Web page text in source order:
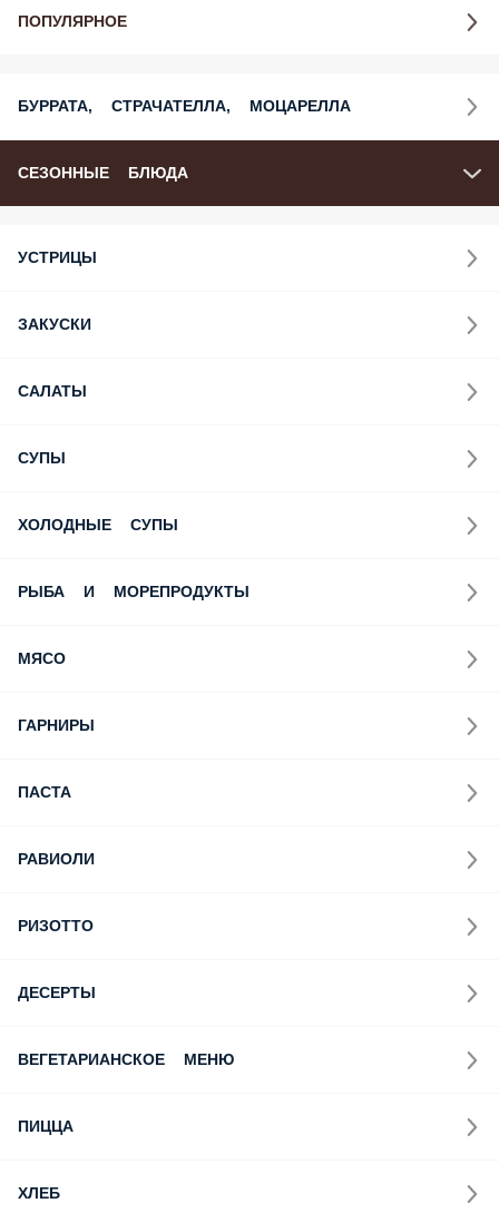
ПОПУЛЯРНОЕ
БУРРАТА, СТРАЧАТЕЛЛА, МОЦАРЕЛЛА
СЕЗОННЫЕ БЛЮДА
УСТРИЦЫ
ЗАКУСКИ
САЛАТЫ
СУПЫ
ХОЛОДНЫЕ СУПЫ
РЫБА И МОРЕПРОДУКТЫ
МЯСО
ГАРНИРЫ
ПАСТА
РАВИОЛИ
РИЗОТТО
ДЕСЕРТЫ
ВЕГЕТАРИАНСКОЕ МЕНЮ
ПИЦЦА
ХЛЕБ